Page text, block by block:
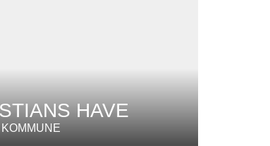
HAVE